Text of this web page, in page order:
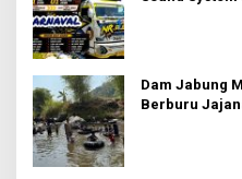
Dam Jabung
Berburu